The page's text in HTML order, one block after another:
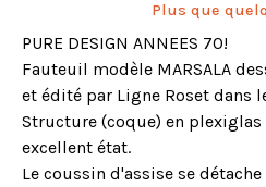
Plus que
PURE DESIGN ANNEES 70!
Fauteuil modèle MARSALA
et édité par Ligne Roset dans
Structure (coque) en
excellent état.
Le coussin d'assise se